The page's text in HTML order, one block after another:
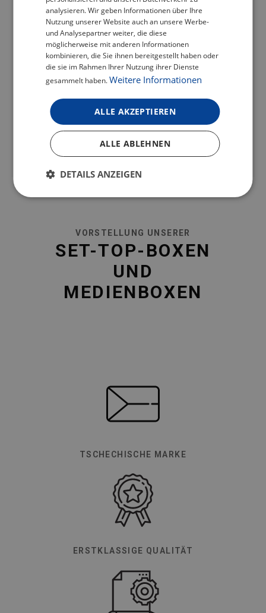
MULTIFUNKTIONS-ELEKTROTOPF
Mit einem hochwertigen emaillierten Gusseisen-
Innenbehälter, der eine lange Lebensdauer garantiert.
Der Gusseisenbehälter hat eine unübertroffene
Fähigkeit, die Wärme zu speichern und gleichmäßig zu
verteilen.
MEHR INFORMATIONEN
VORSTELLUNG UNSERER
SET-TOP-BOXEN
UND
MEDIENBOXEN
TSCHECHISCHE MARKE
ERSTKLASSIGE QUALITÄT
GERMAN
analysieren. Wir geben Informationen über Ihre
Nutzung unserer Website auch an unsere Werbe-
und Analysepartner weiter, die diese
möglicherweise mit anderen Informationen
kombinieren, die Sie ihnen bereitgestellt haben oder
die sie im Rahmen Ihrer Nutzung ihrer Dienste
gesammelt haben. Weitere Informationen
ALLE AKZEPTIEREN
ALLE ABLEHNEN
DETAILS ANZEIGEN